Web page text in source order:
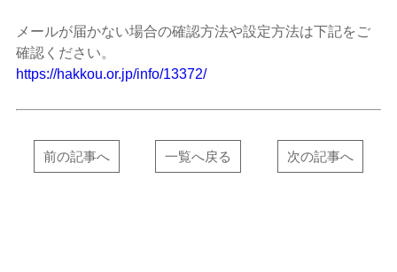
メールが届かない場合の確認方法や設定方法は下記をご
確認ください。
https://hakkou.or.jp/info/13372/
前の記事へ 一覧へ戻る 次の記事へ